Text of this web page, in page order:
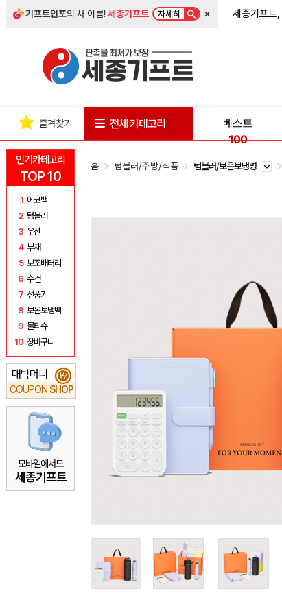
기프트인포의 새 이름!세종기프트 자세히 × 세종기프트,
인기카테고리
TOP 10
1 에코백
2 텀블러
3 우산
4 부채
5 보조배터리
6 수건
7 선풍기
8 보온보냉백
9 물티슈
10 장바구니
대박머니
COUPON SHOP
₩
모바일에서도
세종기프트
즐겨찾기 전체 카테고리
베스트
100
홈 텀블러/주방/식품 텀블러/보온보냉병